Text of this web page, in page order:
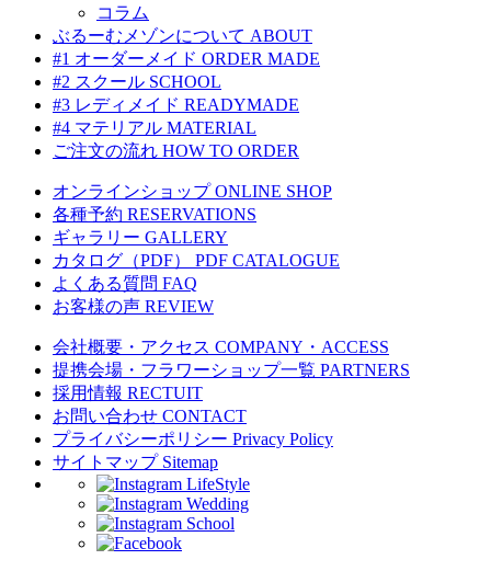
コラム
ぶるーむメゾンについて ABOUT
#1 オーダーメイド ORDER MADE
#2 スクール SCHOOL
#3 レディメイド READYMADE
#4 マテリアル MATERIAL
ご注文の流れ HOW TO ORDER
オンラインショップ ONLINE SHOP
各種予約 RESERVATIONS
ギャラリー GALLERY
カタログ（PDF）
PDF CATALOGUE
よくある質問 FAQ
お客様の声 REVIEW
会社概要・アクセス COMPANY・ACCESS
提携会場・フラワーショップ一覧 PARTNERS
採用情報 RECTUIT
お問い合わせ CONTACT
プライバシーポリシー Privacy Policy
サイトマップ Sitemap
LifeStyle
Wedding
School